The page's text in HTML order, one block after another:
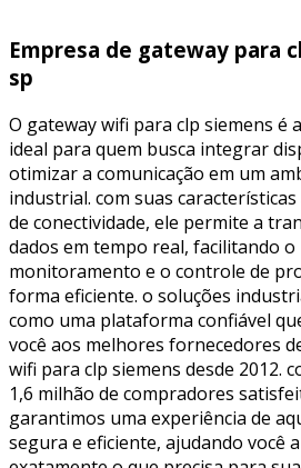
Empresa de gateway para
sp
O gateway wifi para clp siemens é
ideal para quem busca integrar
otimizar a comunicação em um
industrial. com suas características
de conectividade, ele permite a
dados em tempo real, facilitando o
monitoramento e o controle de
forma eficiente. o soluções
como uma plataforma confiável
você aos melhores fornecedores
wifi para clp siemens desde 2012.
1,6 milhão de compradores
garantimos uma experiência de
segura e eficiente, ajudando você